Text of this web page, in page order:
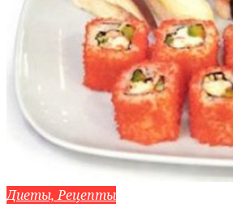
Диеты, Рецепты